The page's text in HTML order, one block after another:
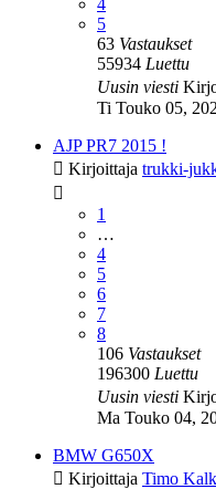
5
63 Vastaukset
55934 Luettu
Uusin viesti
Ti Touko 05,
AJP PR7 2015 !
Kirjoittaja trukki-
1
…
4
5
6
7
8
106 Vastaukset
196300 Luettu
Uusin viesti
Ma Touko 04,
BMW G650X
Kirjoittaja Timo